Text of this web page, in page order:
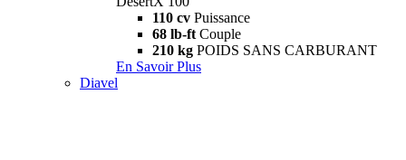
110 cv Puissance
68 lb-ft Couple
210 kg POIDS SANS CARBURANT
En Savoir Plus
Diavel